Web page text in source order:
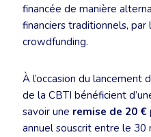
financée de manière
financiers traditionnels,
crowdfunding.
À l’occasion du lancement
de la CBTI bénéficient
savoir une remise de 20 €
annuel souscrit entre le 30